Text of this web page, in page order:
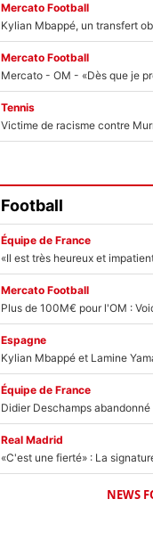
Mercato Football
Kylian Mbappé, un transfert
Mercato Football
Tennis
Football
Équipe de France
Mercato Football
Espagne
Équipe de France
Real Madrid
NEWS